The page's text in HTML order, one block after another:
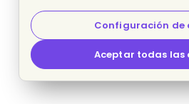
Configuración de
Aceptar todas las